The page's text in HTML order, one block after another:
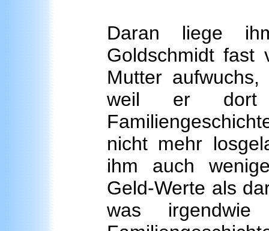
Daran liege
Goldschmidt fast
Mutter
weil er dort
nicht mehr
ihm auch
Geld-Werte als
was